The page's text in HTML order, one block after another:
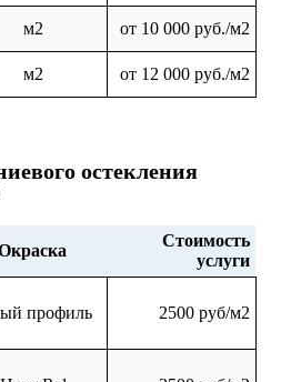
м2 от 10 000 руб./м2
м2 от 12 000 руб./м2
остекления
Стоимость
услуги
профиль 2500 руб/м2